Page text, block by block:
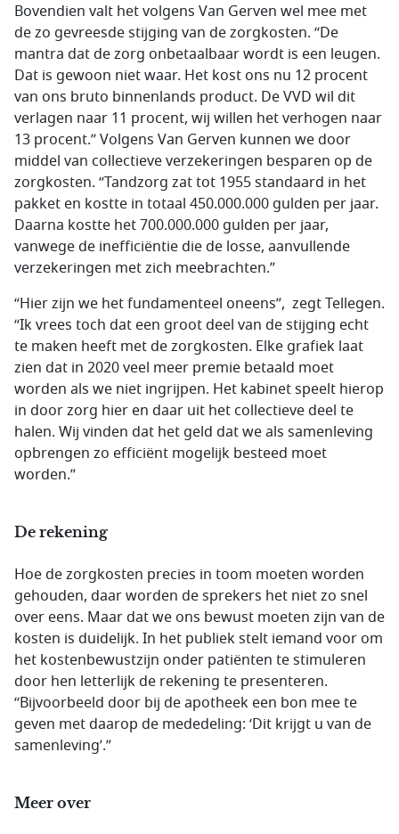
Bovendien valt het volgens Van Gerven wel mee met
de zo gevreesde stijging van de zorgkosten. “De
mantra dat de zorg onbetaalbaar wordt is een leugen.
Dat is gewoon niet waar. Het kost ons nu 12 procent
van ons bruto binnenlands product. De VVD wil dit
verlagen naar 11 procent, wij willen het verhogen naar
13 procent.” Volgens Van Gerven kunnen we door
middel van collectieve verzekeringen besparen op de
zorgkosten. “Tandzorg zat tot 1955 standaard in het
pakket en kostte in totaal 450.000.000 gulden per jaar.
Daarna kostte het 700.000.000 gulden per jaar,
vanwege de inefficiëntie die de losse, aanvullende
verzekeringen met zich meebrachten.”
“Hier zijn we het fundamenteel oneens”, zegt Tellegen.
“Ik vrees toch dat een groot deel van de stijging echt
te maken heeft met de zorgkosten. Elke grafiek laat
zien dat in 2020 veel meer premie betaald moet
worden als we niet ingrijpen. Het kabinet speelt hierop
in door zorg hier en daar uit het collectieve deel te
halen. Wij vinden dat het geld dat we als samenleving
opbrengen zo efficiënt mogelijk besteed moet
worden.”
De rekening
Hoe de zorgkosten precies in toom moeten worden
gehouden, daar worden de sprekers het niet zo snel
over eens. Maar dat we ons bewust moeten zijn van de
kosten is duidelijk. In het publiek stelt iemand voor om
het kostenbewustzijn onder patiënten te stimuleren
door hen letterlijk de rekening te presenteren.
“Bijvoorbeeld door bij de apotheek een bon mee te
geven met daarop de mededeling: ‘Dit krijgt u van de
samenleving’.”
Meer over